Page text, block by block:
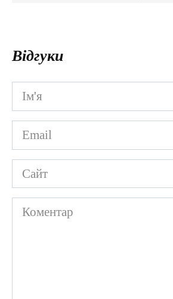
Відгуки
Ім'я
*
Email
*
Сайт
Коментар